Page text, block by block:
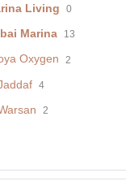
Living 0
Marina 13
Oxygen 2
4
2